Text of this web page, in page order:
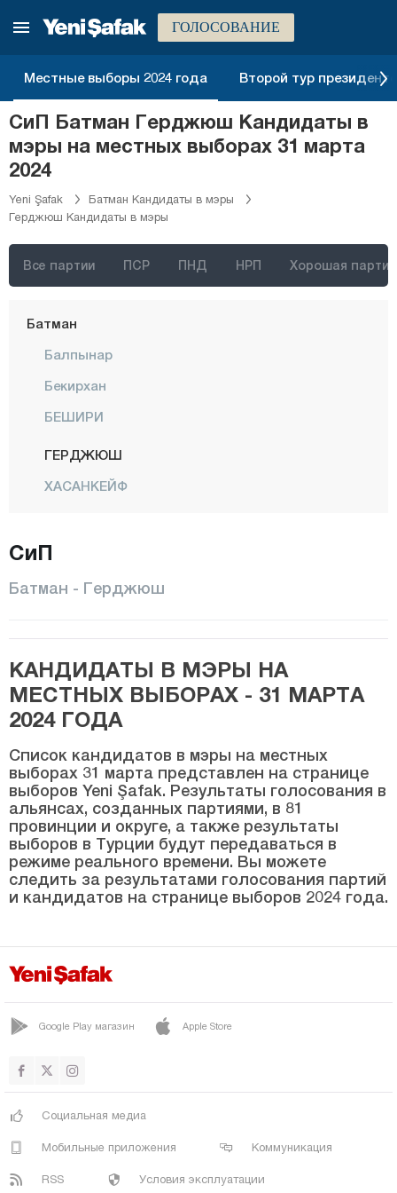
ГОЛОСОВАНИЕ
Местные выборы 2024 года Второй тур
СиП Батман Герджюш Кандидаты в
мэры на местных выборах 31 марта
2024
Yeni Şafak
Батман Кандидаты в мэры
Герджюш Кандидаты в мэры
Все партии ПСР ПНД НРП Хорошая партия
Агры
Амасья
Анталия
Ардахан
Артвин
Айдын
Бартын
Батман
Балпынар
Бекирхан
БЕШИРИ
ГЕРДЖЮШ
ХАСАНКЕЙФ
КАЯПЫНАР
КОЗЛУК
САСОН
Юджебаг
Байбурт
Биледжик
Бингёль
Битлис
Болу
Бурдур
Бурса
Чанкыры
Чорум
Дюздже
СиП
Батман - Герджюш
КАНДИДАТЫ В МЭРЫ НА
МЕСТНЫХ ВЫБОРАХ - 31 МАРТА
2024 ГОДА
Список кандидатов в мэры на местных
выборах 31 марта представлен на странице
выборов Yeni Şafak. Результаты голосования в
альянсах, созданных партиями, в 81
провинции и округе, а также результаты
выборов в Турции будут передаваться в
режиме реального времени. Вы можете
следить за результатами голосования партий
и кандидатов на странице выборов 2024 года.
Google Play магазин Apple Store
Социальная медиа
Мобильные приложения Коммуникация
RSS Условия эксплуатации